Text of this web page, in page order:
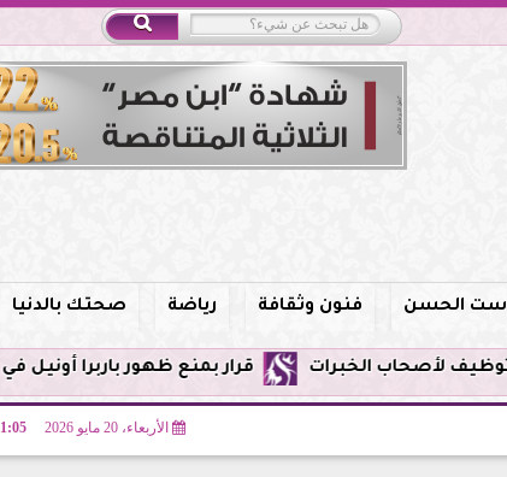
ست الحسن فنون وثقافة رياضة صحتك بالدنيا
قرار بمنع ظهور باربرا أونيل في مصر وحظر
الأربعاء، 20 مايو 2026 11:05